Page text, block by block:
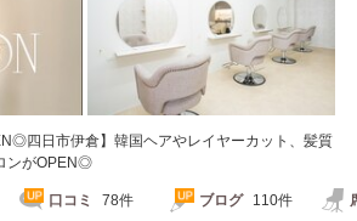
四日市伊倉】韓国ヘアやレイヤーカット、髪質
ンがOPEN◎
口コミ 78件 ブログ 110件